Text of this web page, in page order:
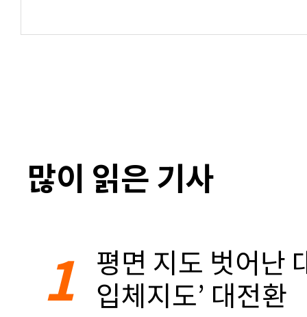
많이 읽은 기사
1 평면 지도 벗어난
입체지도’ 대전환